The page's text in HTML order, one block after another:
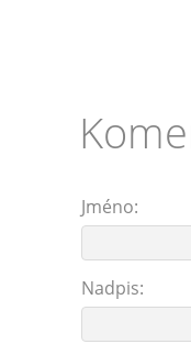
Jméno:
Nadpis: